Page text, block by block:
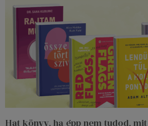
Hat könyv, ha épp nem tudod,